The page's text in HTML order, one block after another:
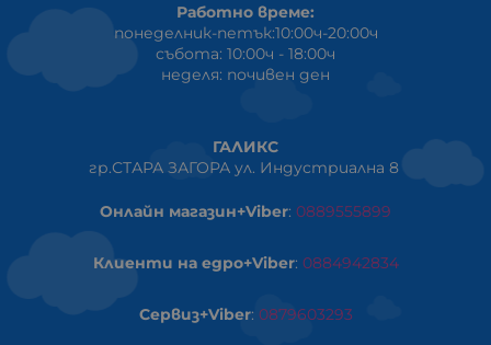
Работно време:
понеделник-петък:10:00ч-20:00ч
събота: 10:00ч - 18:00ч
неделя: почивен ден
ГАЛИКС
гр.СТАРА ЗАГОРА ул. Индустриална 8
Онлайн магазин+Viber: 0889555899
Клиенти на едро+Viber: 0884942834
Сервиз+Viber: 0879603293